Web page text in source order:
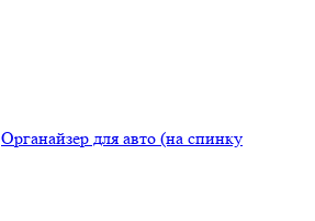
Органайзер для авто (на спинку